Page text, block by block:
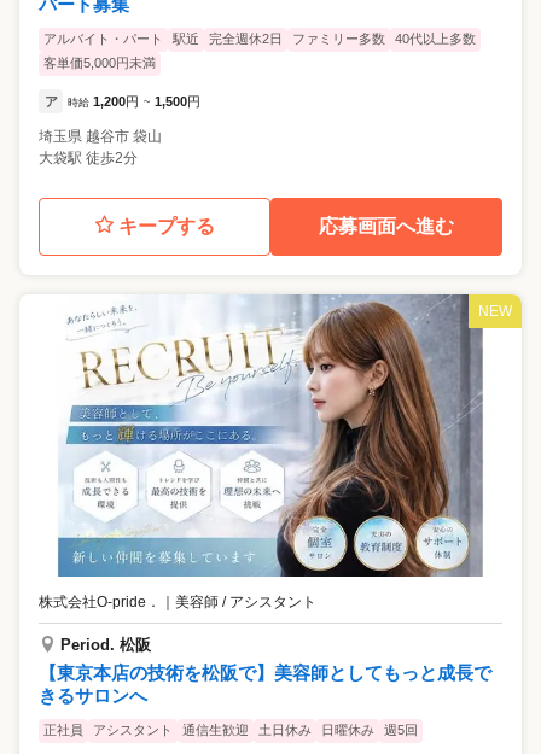
アルバイト・パート 駅近 完全週休2日 ファミリー多数
40代以上多数
客単価5,000円未満
ア 時給 1,200円 ~ 1,500円
埼玉県 越谷市 袋山
大袋駅 徒歩2分
キープする 応募画面へ進む
NEW
株式会社O-pride． ｜ 美容師 / アシスタント
Period. 松阪
【東京本店の技術を松阪で】美容師としてもっと成長で
きるサロンへ
正社員 アシスタント 通信生歓迎 土日休み 日曜休み 週5回